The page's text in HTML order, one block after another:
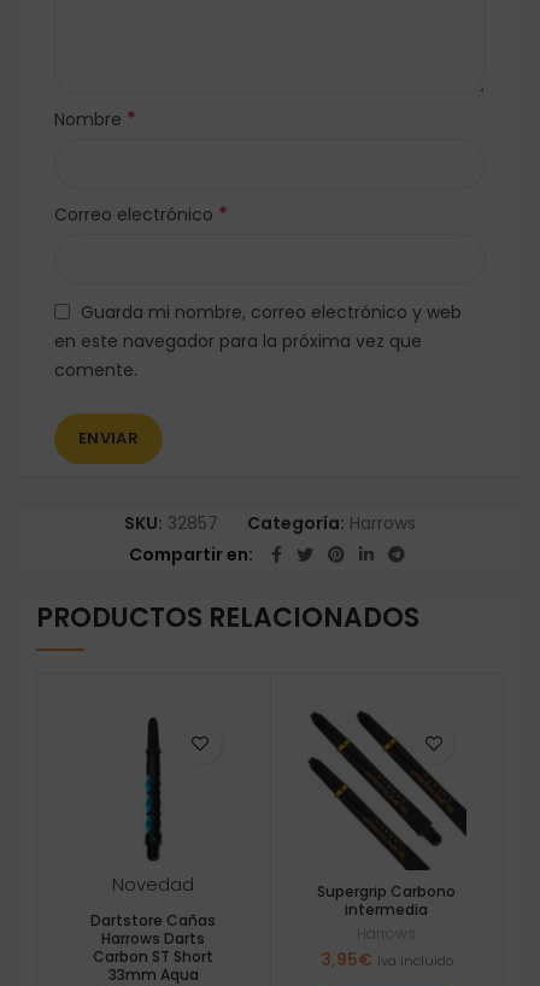
Nombre *
Correo electrónico *
Guarda mi nombre, correo electrónico y web
en este navegador para la próxima vez que
comente.
SKU: 32857 Categoría: Harrows
Compartir en
PRODUCTOS RELACIONADOS
Novedad
Dartstore Cañas
Harrows Darts
Carbon ST Short
33mm Aqua
Supergrip Carbono
intermedia
Harrows
3,95€ Iva incluido